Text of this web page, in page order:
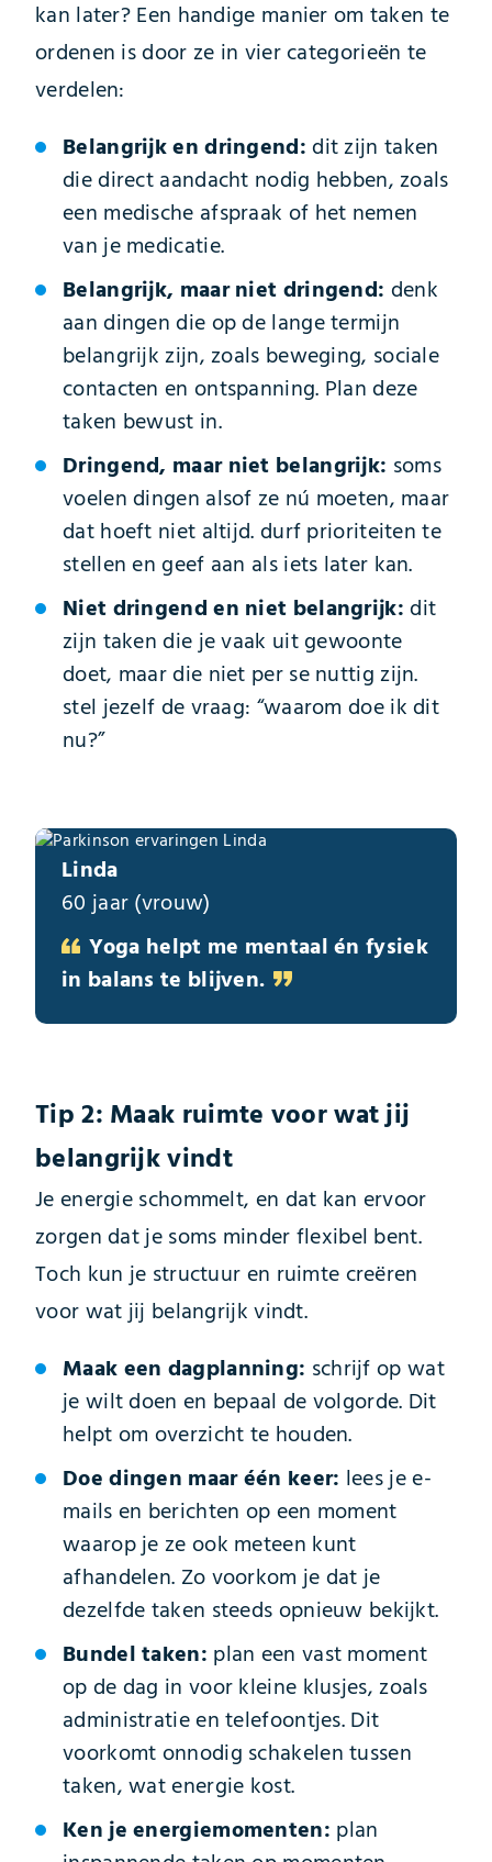
kan later? Een handige manier om taken te
ordenen is door ze in vier categorieën te
verdelen:
Belangrijk en dringend:dit zijn taken
die direct aandacht nodig hebben, zoals
een medische afspraak of het nemen
van je medicatie.
Belangrijk, maar niet dringend: denk
aan dingen die op de lange termijn
belangrijk zijn, zoals beweging, sociale
contacten en ontspanning. Plan deze
taken bewust in.
Dringend, maar niet belangrijk: soms
voelen dingen alsof ze nú moeten, maar
dat hoeft niet altijd. durf prioriteiten te
stellen en geef aan als iets later kan.
Niet dringend en niet belangrijk:dit
zijn taken die je vaak uit gewoonte
doet, maar die niet per se nuttig zijn.
stel jezelf de vraag: “waarom doe ik dit
nu?”
Linda
60 jaar (vrouw)
Yoga helpt me mentaal én fysiek
in balans te blijven.
Tip 2: Maak ruimte voor wat jij
belangrijk vindt
Je energie schommelt, en dat kan ervoor
zorgen dat je soms minder flexibel bent.
Toch kun je structuur en ruimte creëren
voor wat jij belangrijk vindt.
Maak een dagplanning: schrijf op wat
je wilt doen en bepaal de volgorde. Dit
helpt om overzicht te houden.
Doe dingen maar één keer: lees je e-
mails en berichten op een moment
waarop je ze ook meteen kunt
afhandelen. Zo voorkom je dat je
dezelfde taken steeds opnieuw bekijkt.
Bundel taken: plan een vast moment
op de dag in voor kleine klusjes, zoals
administratie en telefoontjes. Dit
voorkomt onnodig schakelen tussen
taken, wat energie kost.
Ken je energiemomenten: plan